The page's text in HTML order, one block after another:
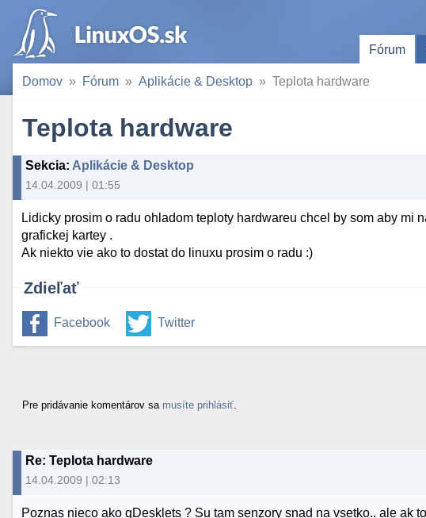
Fórum
Domov Fórum Aplikácie & Desktop Teplota hardware
Teplota hardware
Sekcia: Aplikácie & Desktop
14.04.2009 | 01:55
Lidicky prosim o radu ohladom teploty hardwareu chcel by som aby mi
grafickej kartey .
Ak niekto vie ako to dostat do linuxu prosim o radu :)
Zdieľať
Facebook Twitter
Pre pridávanie komentárov sa musíte prihlásiť
Re: Teplota hardware
14.04.2009 | 02:13
Poznas nieco ako gDesklets ? Su tam senzory snad na vsetko.. ale ak